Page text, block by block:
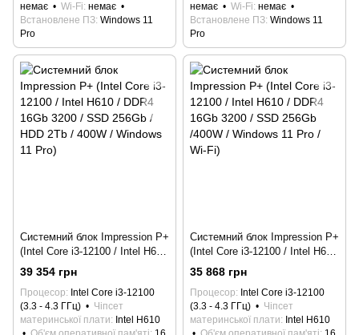
немає
Wi-Fi немає
Встановлене ПЗ Windows 11
Pro
немає
Wi-Fi немає
Встановлене ПЗ Windows 11
Pro
Системний блок Impression P+
(Intel Core i3-12100 / Intel H610
/ DDR4 16Gb 3200 / SSD
256Gb / HDD 2Tb / 400W /
Windows 11 Pro)
39 354 грн
Процесор Intel Core i3-12100
(3.3 - 4.3 ГГц)
Чіпсет
материнської плати Intel H610
Системний блок Impression P+
(Intel Core i3-12100 / Intel H610
/ DDR4 16Gb 3200 / SSD
256Gb /400W / Windows 11 Pro
/ Wi-Fi)
35 868 грн
Процесор Intel Core i3-12100
(3.3 - 4.3 ГГц)
Чіпсет
материнської плати Intel H610